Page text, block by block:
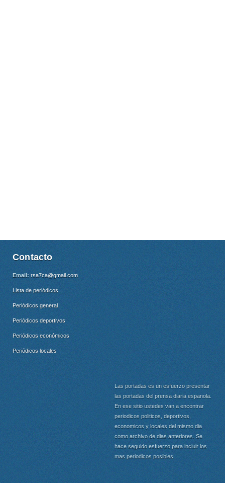
Contacto
Email: rsa7ca@gmail.com
Lista de periódicos
Periódicos general
Periódicos deportivos
Periódicos económicos
Periódicos locales
Las portadas es un esfuerzo presentar
las portadas del prensa diaria espanola.
En ese sitio ustedes van a encontrar
periodicos politicos, deportivos,
economicos y locales del mismo dia
como archivo de dias anteriores. Se
hace seguido esfuerzo para incluir los
mas periodicos posibles.